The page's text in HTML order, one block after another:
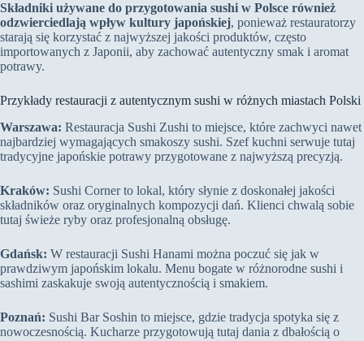
Składniki używane do przygotowania sushi w Polsce również
odzwierciedlają wpływ kultury japońskiej, ponieważ restauratorzy
starają się korzystać z najwyższej jakości produktów, często
importowanych z Japonii, aby zachować autentyczny smak i aromat
potrawy.
Przykłady restauracji z autentycznym sushi w różnych miastach Polski
Warszawa: Restauracja Sushi Zushi to miejsce, które zachwyci nawet
najbardziej wymagających smakoszy sushi. Szef kuchni serwuje tutaj
tradycyjne japońskie potrawy przygotowane z najwyższą precyzją.
Kraków: Sushi Corner to lokal, który słynie z doskonałej jakości
składników oraz oryginalnych kompozycji dań. Klienci chwalą sobie
tutaj świeże ryby oraz profesjonalną obsługę.
Gdańsk: W restauracji Sushi Hanami można poczuć się jak w
prawdziwym japońskim lokalu. Menu bogate w różnorodne sushi i
sashimi zaskakuje swoją autentycznością i smakiem.
Poznań: Sushi Bar Soshin to miejsce, gdzie tradycja spotyka się z
nowoczesnością. Kucharze przygotowują tutaj dania z dbałością o